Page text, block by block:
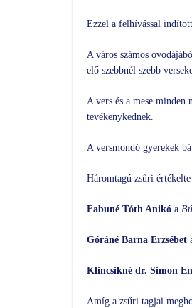
Ezzel a felhívással
A város számos
elő szebbnél szebb
A vers és a mese minden
tevékenykednek.
A versmondó gyerekek
Háromtagú zsűri
Fabuné Tóth Anikó a
Góráné Barna Erzsébet
Klincsikné dr. Simon
Amíg a zsűri tagjai